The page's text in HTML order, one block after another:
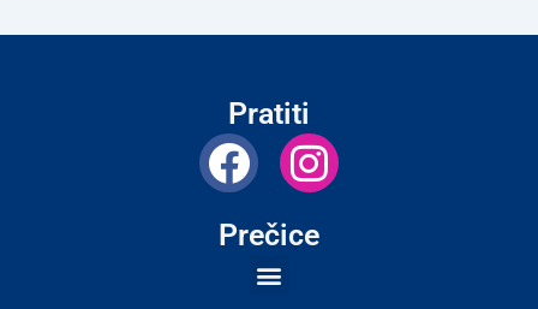
Pratiti
F
a
c
I
n
s
Prečice